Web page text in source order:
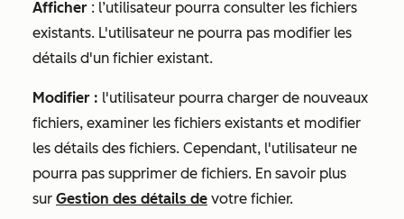
Afficher : l’utilisateur pourra consulter les fichiers
existants. L'utilisateur ne pourra pas modifier les
détails d'un fichier existant.
Modifier : l'utilisateur pourra charger de nouveaux
fichiers, examiner les fichiers existants et modifier
les détails des fichiers. Cependant, l'utilisateur ne
pourra pas supprimer de fichiers. En savoir plus
sur Gestion des détails de votre fichier.